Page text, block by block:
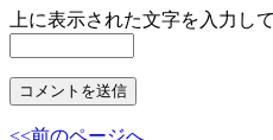
上に表示された文字を入力し